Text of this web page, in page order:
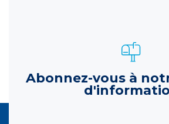
Abonnez-vous à